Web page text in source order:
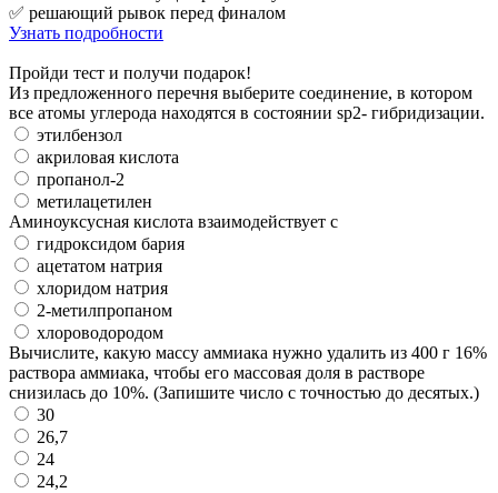
✅ решающий рывок перед финалом
Узнать подробности
Пройди тест и получи подарок!
Из предложенного перечня выберите соединение, в котором
все атомы углерода находятся в состоянии sp2- гибридизации.
этилбензол
акриловая кислота
пропанол-2
метилацетилен
Аминоуксусная кислота взаимодействует с
гидроксидом бария
ацетатом натрия
хлоридом натрия
2-метилпропаном
хлороводородом
Вычислите, какую массу аммиака нужно удалить из 400 г 16%
раствора аммиака, чтобы его массовая доля в растворе
снизилась до 10%. (Запишите число с точностью до десятых.)
30
26,7
24
24,2